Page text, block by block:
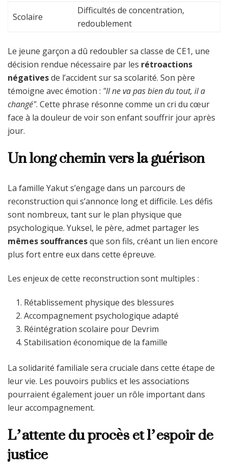
Scolaire
Difficultés de concentration,
redoublement
Le jeune garçon a dû redoubler sa classe de CE1, une
décision rendue nécessaire par les rétroactions
négativesde l’accident sur sa scolarité. Son père
témoigne avec émotion : "Il ne va pas bien du tout, il a
changé". Cette phrase résonne comme un cri du cœur
face à la douleur de voir son enfant souffrir jour après
jour.
Un long chemin vers la guérison
La famille Yakut s’engage dans un parcours de
reconstruction qui s’annonce long et difficile. Les défis
sont nombreux, tant sur le plan physique que
psychologique. Yuksel, le père, admet partager les
mêmes souffrancesque son fils, créant un lien encore
plus fort entre eux dans cette épreuve.
Les enjeux de cette reconstruction sont multiples :
Rétablissement physique des blessures
Accompagnement psychologique adapté
Réintégration scolaire pour Devrim
Stabilisation économique de la famille
La solidarité familiale sera cruciale dans cette étape de
leur vie. Les pouvoirs publics et les associations
pourraient également jouer un rôle important dans
leur accompagnement.
L’attente du procès et l’espoir de
justice